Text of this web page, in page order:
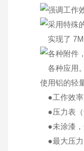
强调工作
采用特殊
实现了
各种附件
各种应用。
使用铝的轻
●工作效率
●压力表（
●未涂漆，
●最大压力